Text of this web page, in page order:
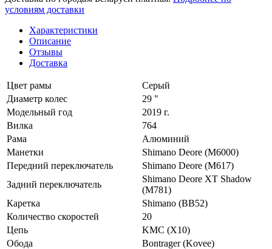
условиям доставки
Характеристики
Описание
Отзывы
Доставка
Цвет рамы
Серый
Диаметр колес
29 "
Модельный год
2019 г.
Вилка
764
Рама
Алюминий
Манетки
Shimano Deore (M6000)
Передний переключатель
Shimano Deore (M617)
Задний переключатель
Shimano Deore XT Shadow
(M781)
Каретка
Shimano (BB52)
Количество скоростей
20
Цепь
KMC (X10)
Обода
Bontrager (Kovee)